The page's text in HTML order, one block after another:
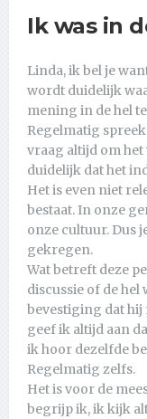
Ik was in
Linda, ik bel je
wordt duidelijk
mening in de hel
Regelmatig
vraag altijd om het
duidelijk dat het
Het is even niet
bestaat. In onze
onze cultuur. Dus
gekregen.
Wat betreft deze
discussie of de hel
bevestiging dat hij
geef ik altijd aan
ik hoor dezelfde
Regelmatig zelfs.
Het is voor de
begrijp ik, ik kijk